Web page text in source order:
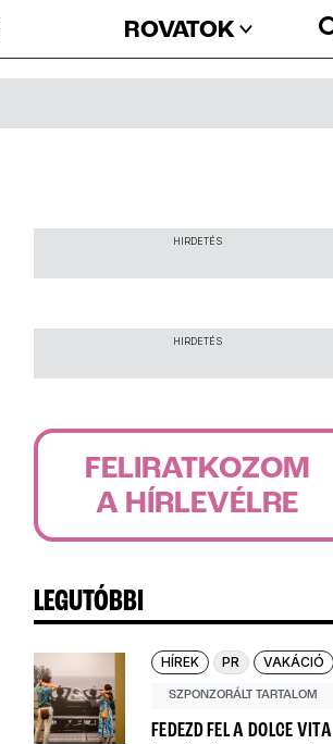
ROVATOK
HIRDETÉS
HIRDETÉS
FELIRATKOZOM
A HÍRLEVÉLRE
LEGUTÓBBI
HÍREK PR VAKÁCIÓ
SZPONZORÁLT TARTALOM
FEDEZD FEL A DOLCE VITA